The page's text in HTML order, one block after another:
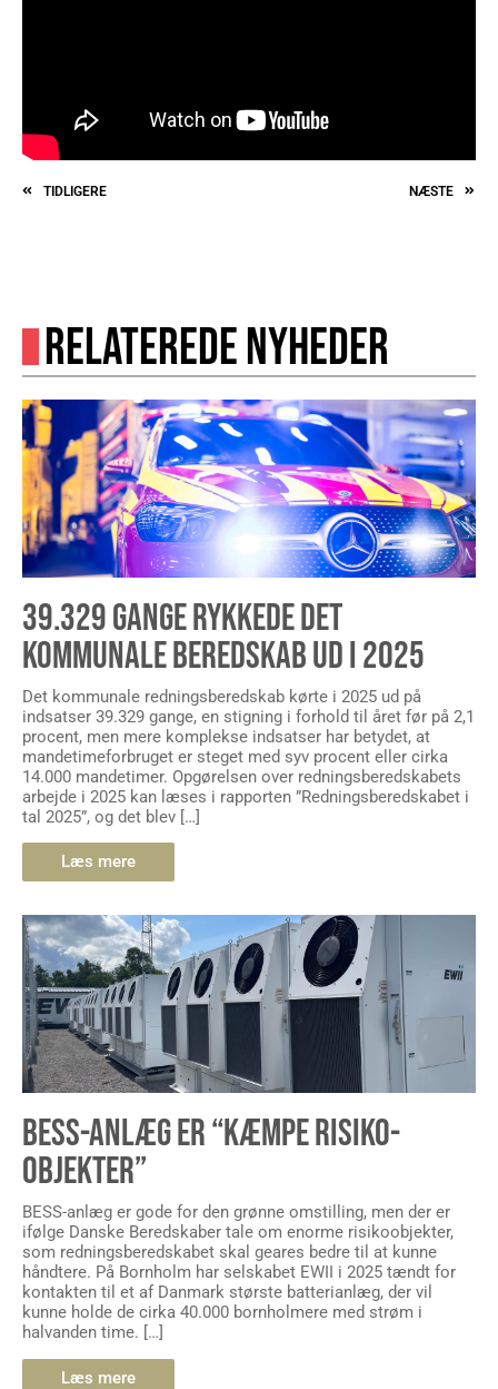
TIDLIGERE NÆSTE
RELATEREDE NYHEDER
39.329 GANGE RYKKEDE DET
KOMMUNALE BEREDSKAB UD I 2025
Det kommunale redningsberedskab kørte i 2025 ud på
indsatser 39.329 gange, en stigning i forhold til året før på 2,1
procent, men mere komplekse indsatser har betydet, at
mandetimeforbruget er steget med syv procent eller cirka
14.000 mandetimer. Opgørelsen over redningsberedskabets
arbejde i 2025 kan læses i rapporten ”Redningsberedskabet i
tal 2025”, og det blev […]
Læs mere
BESS-ANLÆG ER “KÆMPE RISIKO-
OBJEKTER”
BESS-anlæg er gode for den grønne omstilling, men der er
ifølge Danske Beredskaber tale om enorme risikoobjekter,
som redningsberedskabet skal geares bedre til at kunne
håndtere. På Bornholm har selskabet EWII i 2025 tændt for
kontakten til et af Danmark største batterianlæg, der vil
kunne holde de cirka 40.000 bornholmere med strøm i
halvanden time. […]
Læs mere